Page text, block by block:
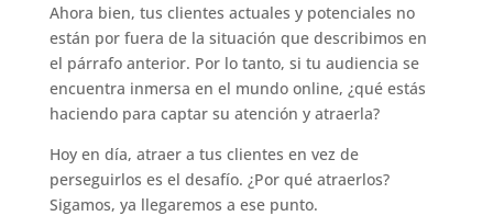
Ahora bien, tus clientes actuales y potenciales no
están por fuera de la situación que describimos en
el párrafo anterior. Por lo tanto, si tu audiencia se
encuentra inmersa en el mundo online, ¿qué estás
haciendo para captar su atención y atraerla?
Hoy en día, atraer a tus clientes en vez de
perseguirlos es el desafío. ¿Por qué atraerlos?
Sigamos, ya llegaremos a ese punto.